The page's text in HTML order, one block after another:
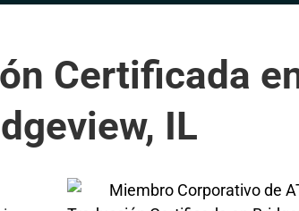
Certificada
IL